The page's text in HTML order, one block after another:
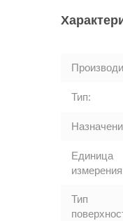
Тип:
Единица
Тип